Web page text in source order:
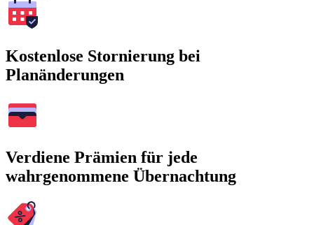
Kostenlose Stornierung bei
Planänderungen
Verdiene Prämien für jede
wahrgenommene Übernachtung